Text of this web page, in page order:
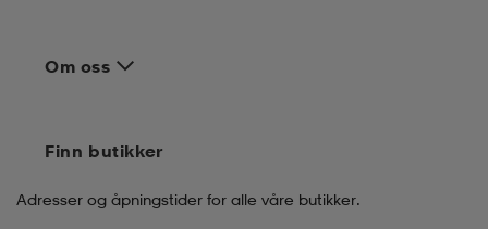
Om oss
Finn butikker
Adresser og åpningstider for alle våre butikker.